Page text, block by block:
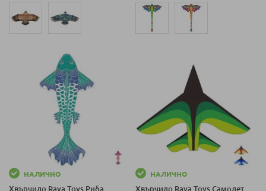
НАЛИЧНО
Хвърчило Raya Toys Риба
НАЛИЧНО
Хвърчило Raya Toys Самолет